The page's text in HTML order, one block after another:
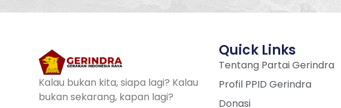
Kalau bukan kita, siapa lagi? Kalau
bukan sekarang, kapan lagi?
Quick Links
Tentang Partai Gerindra
Profil PPID Gerindra
Donasi